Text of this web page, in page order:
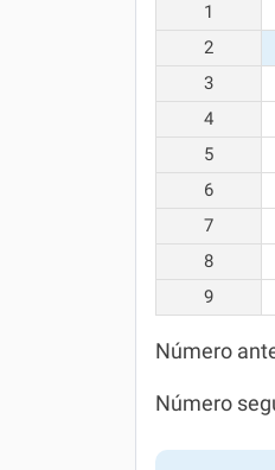
1
2
3
4
5
6
7
8
9
Número
Número